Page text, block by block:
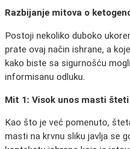
Razbijanje mitova o
Postoji nekoliko duboko
prate ovaj način ishrane, a
kako biste sa sigurnošću
informisanu odluku.
Mit 1: Visok unos masti
Kao što je već pomenuto,
masti na krvnu sliku javlja se